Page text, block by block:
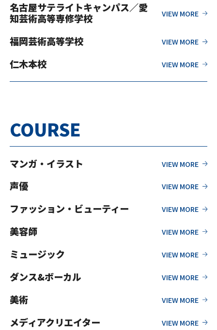
名古屋サテライトキャンパス／愛
知芸術高等専修学校
福岡芸術高等学校
仁木本校
COURSE
マンガ・イラスト
声優
ファッション・ビューティー
美容師
ミュージック
ダンス&ボーカル
美術
メディアクリエイター